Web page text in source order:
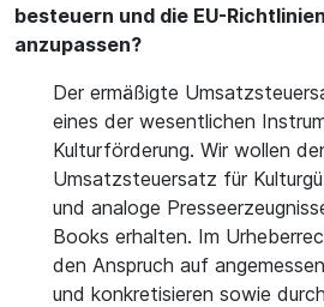
besteuern und die EU-
anzupassen?
Der ermäßigte
eines der wesentlichen
Kulturförderung. Wir wollen
Umsatzsteuersatz für
und analoge
Books erhalten. Im
den Anspruch auf
und konkretisieren sowie